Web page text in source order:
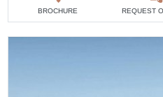
BROCHURE REQUEST